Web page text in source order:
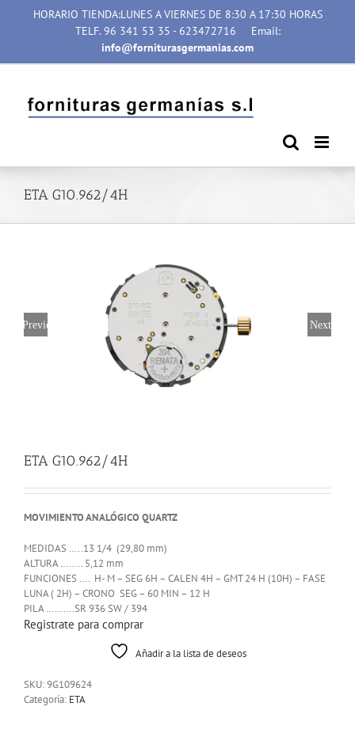
HORARIO TIENDA:LUNES A VIERNES DE 8:30 A 17:30 HORAS
TELF. 96 341 53 35 - 623472716
Email:
info@forniturasgermanias.com
ETA G10.962/4H
Previous Next
ETA G10.962/4H
MOVIMIENTO ANALÓGICO QUARTZ
MEDIDAS …..13 1/4 (29,80 mm)
ALTURA …….. 5,12 mm
FUNCIONES …. H- M – SEG 6H – CALEN 4H – GMT 24 H (10H) – FASE
LUNA ( 2H) – CRONO SEG – 60 MIN – 12 H
PILA ……….SR 936 SW / 394
Registrate para comprar
Añadir a la lista de deseos
SKU:9G109624
Categoría: ETA